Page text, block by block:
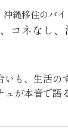
沖縄移住のバイ
コネなし、
も、生活の
が本音で語